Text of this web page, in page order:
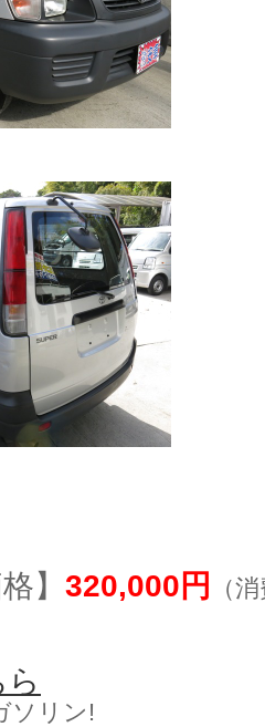
】 320,000円 （
ソリン!